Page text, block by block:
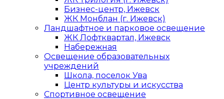
Бизнес-центр, Ижевск
ЖК Монблан (г. Ижевск)
Ландшафтное и парковое освещение
ЖК Лофтквартал, Ижевск
Набережная
Освещение образовательных
учреждений
Школа, поселок Ува
Центр культуры и искусства
Спортивное освещение